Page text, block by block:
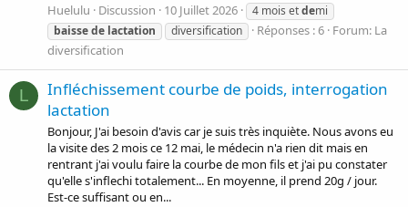
Huelulu
Discussion 10 Juillet 2026 4 mois etdemi
baissede lactation diversification Réponses : 6 Forum: La
diversification
L
Infléchissement courbe de poids, interrogation
lactation
Bonjour, J'ai besoin d'avis car je suis très inquiète. Nous avons eu
la visite des 2 mois ce 12 mai, le médecin n'a rien dit mais en
rentrant j'ai voulu faire la courbe de mon fils et j'ai pu constater
qu'elle s'inflechi totalement... En moyenne, il prend 20g / jour.
Est-ce suffisant ou en...